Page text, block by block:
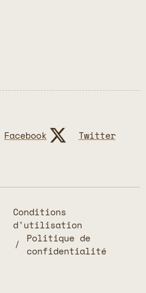
Facebook Twitter
Conditions
d'utilisation
Politique de
confidentialité